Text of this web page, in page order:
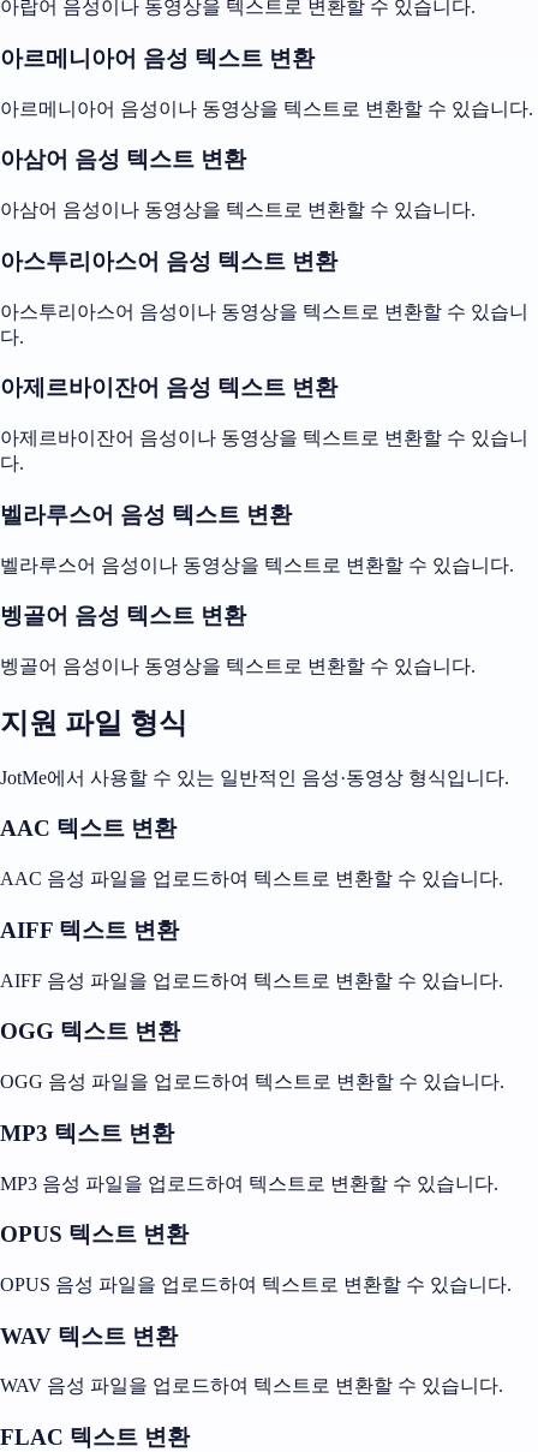
아랍어 음성이나 동영상을 텍스트로 변환할 수 있습니다.
아르메니아어 음성 텍스트 변환
아르메니아어 음성이나 동영상을 텍스트로 변환할 수 있습니다.
아삼어 음성 텍스트 변환
아삼어 음성이나 동영상을 텍스트로 변환할 수 있습니다.
아스투리아스어 음성 텍스트 변환
아스투리아스어 음성이나 동영상을 텍스트로 변환할 수 있습니
다.
아제르바이잔어 음성 텍스트 변환
아제르바이잔어 음성이나 동영상을 텍스트로 변환할 수 있습니
다.
벨라루스어 음성 텍스트 변환
벨라루스어 음성이나 동영상을 텍스트로 변환할 수 있습니다.
벵골어 음성 텍스트 변환
벵골어 음성이나 동영상을 텍스트로 변환할 수 있습니다.
지원 파일 형식
JotMe에서 사용할 수 있는 일반적인 음성·동영상 형식입니다.
AAC 텍스트 변환
AAC 음성 파일을 업로드하여 텍스트로 변환할 수 있습니다.
AIFF 텍스트 변환
AIFF 음성 파일을 업로드하여 텍스트로 변환할 수 있습니다.
OGG 텍스트 변환
OGG 음성 파일을 업로드하여 텍스트로 변환할 수 있습니다.
MP3 텍스트 변환
MP3 음성 파일을 업로드하여 텍스트로 변환할 수 있습니다.
OPUS 텍스트 변환
OPUS 음성 파일을 업로드하여 텍스트로 변환할 수 있습니다.
WAV 텍스트 변환
WAV 음성 파일을 업로드하여 텍스트로 변환할 수 있습니다.
FLAC 텍스트 변환